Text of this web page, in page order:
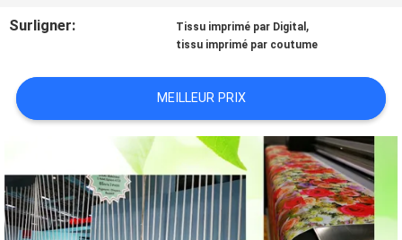
CONTACT
NOUVELLES
LES
CAS
Surligner: Tissu imprimé par Digital ,
tissu imprimé par coutume
MEILLEUR PRIX